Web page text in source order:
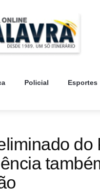
Policial Esportes
do